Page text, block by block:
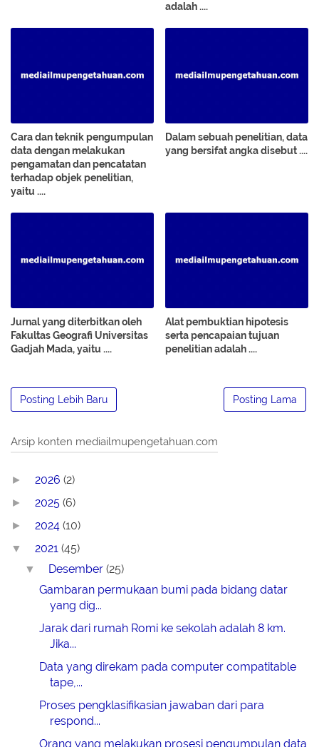
adalah ....
Cara dan teknik pengumpulan
data dengan melakukan
pengamatan dan pencatatan
terhadap objek penelitian,
yaitu ....
Dalam sebuah penelitian, data
yang bersifat angka disebut ....
Jurnal yang diterbitkan oleh
Fakultas Geografi Universitas
Gadjah Mada, yaitu ....
Alat pembuktian hipotesis
serta pencapaian tujuan
penelitian adalah ....
Posting Lebih Baru Posting Lama
Arsip konten mediailmupengetahuan.com
► 2026 (2)
► 2025 (6)
► 2024 (10)
▼ 2021 (45)
▼ Desember(25)
Gambaran permukaan bumi pada bidang datar
yang dig...
Jarak dari rumah Romi ke sekolah adalah 8 km.
Jika...
Data yang direkam pada computer compatitable
tape,...
Proses pengklasifikasian jawaban dari para
respond...
Orang yang melakukan prosesi pengumpulan data